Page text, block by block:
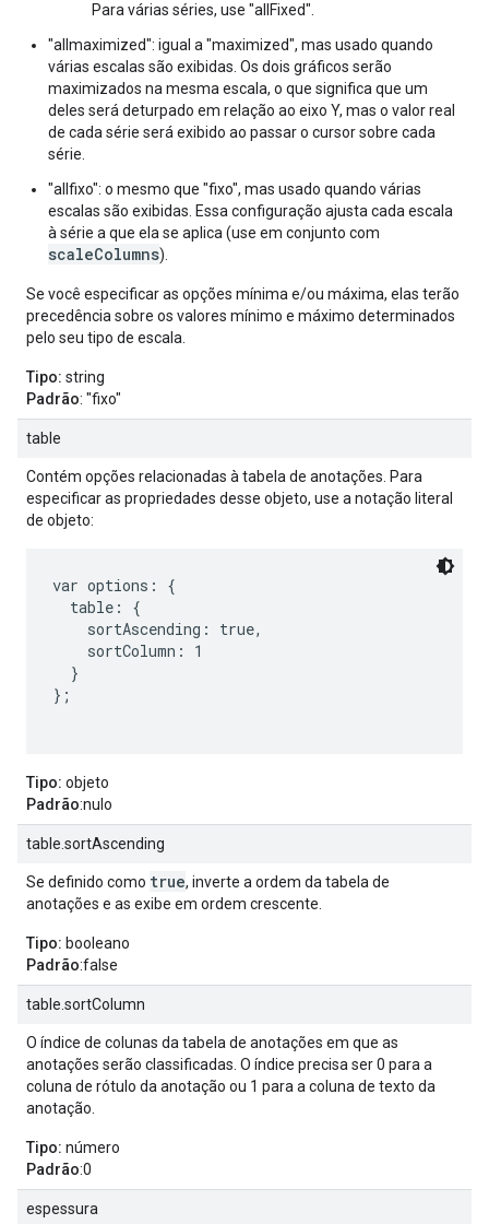
Para várias séries, use "allFixed".
"allmaximized": igual a "maximized", mas usado quando
várias escalas são exibidas. Os dois gráficos serão
maximizados na mesma escala, o que significa que um
deles será deturpado em relação ao eixo Y, mas o valor real
de cada série será exibido ao passar o cursor sobre cada
série.
"allfixo": o mesmo que "fixo", mas usado quando várias
escalas são exibidas. Essa configuração ajusta cada escala
à série a que ela se aplica (use em conjunto com
scaleColumns).
Se você especificar as opções mínima e/ou máxima, elas terão
precedência sobre os valores mínimo e máximo determinados
pelo seu tipo de escala.
Tipo: string
Padrão: "fixo"
table
Contém opções relacionadas à tabela de anotações. Para
especificar as propriedades desse objeto, use a notação literal
de objeto:
var options: {
  table: {
    sortAscending: true,
    sortColumn: 1
  }
};
Tipo: objeto
Padrão:nulo
table.sortAscending
Se definido como true, inverte a ordem da tabela de
anotações e as exibe em ordem crescente.
Tipo: booleano
Padrão:false
table.sortColumn
O índice de colunas da tabela de anotações em que as
anotações serão classificadas. O índice precisa ser 0 para a
coluna de rótulo da anotação ou 1 para a coluna de texto da
anotação.
Tipo: número
Padrão:0
espessura